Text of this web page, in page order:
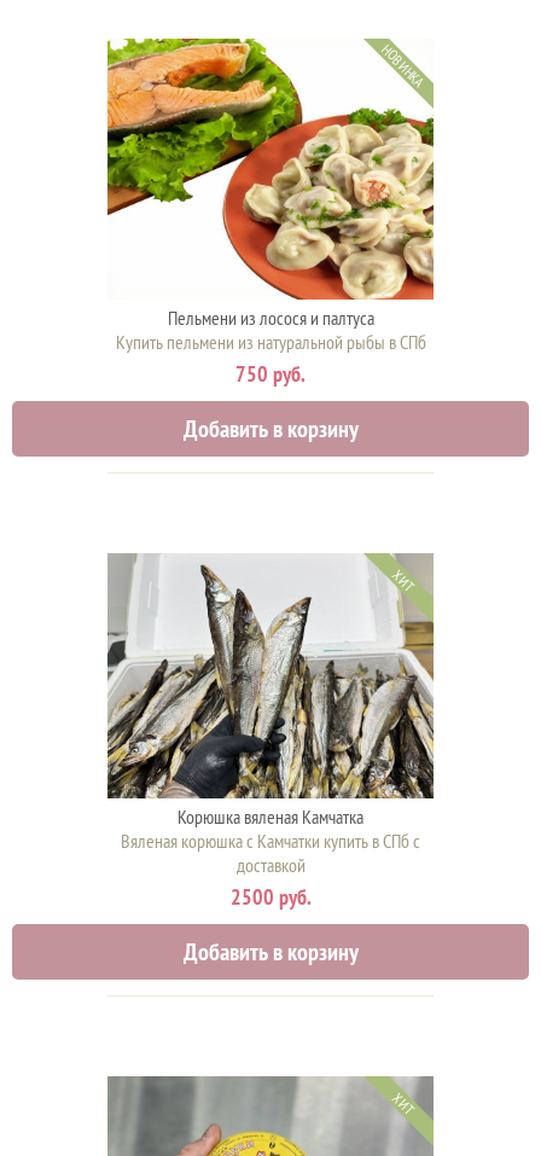
НОВИНКА
Пельмени из лосося и палтуса
Купить пельмени из натуральной рыбы в СПб
750 руб.
Добавить в корзину
ХИТ
Корюшка вяленая Камчатка
Вяленая корюшка с Камчатки купить в СПб с
доставкой
2500 руб.
Добавить в корзину
ХИТ